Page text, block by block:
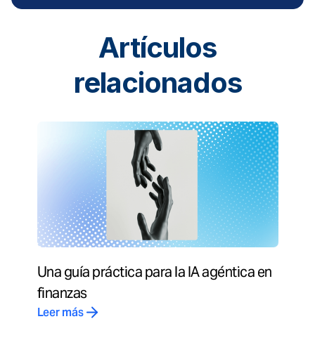
Artículos
relacionados
Una guía práctica para la IA agéntica en
finanzas
Leer más